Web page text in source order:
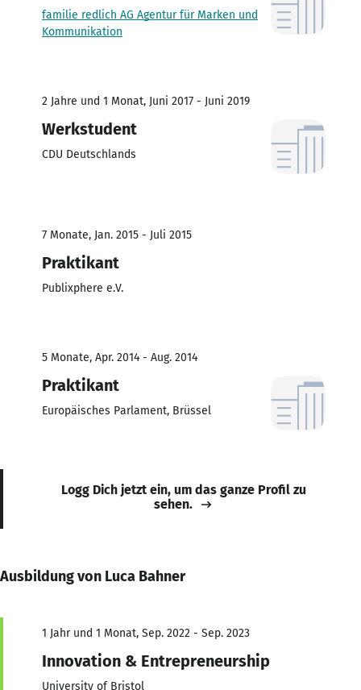
familie redlich AG Agentur für Marken und
Kommunikation
2 Jahre und 1 Monat, Juni 2017 - Juni 2019
Werkstudent
CDU Deutschlands
7 Monate, Jan. 2015 - Juli 2015
Praktikant
Publixphere e.V.
5 Monate, Apr. 2014 - Aug. 2014
Praktikant
Europäisches Parlament, Brüssel
Logg Dich jetzt ein, um das ganze Profil zu
sehen.
Ausbildung von Luca Bahner
1 Jahr und 1 Monat, Sep. 2022 - Sep. 2023
Innovation & Entrepreneurship
University of Bristol